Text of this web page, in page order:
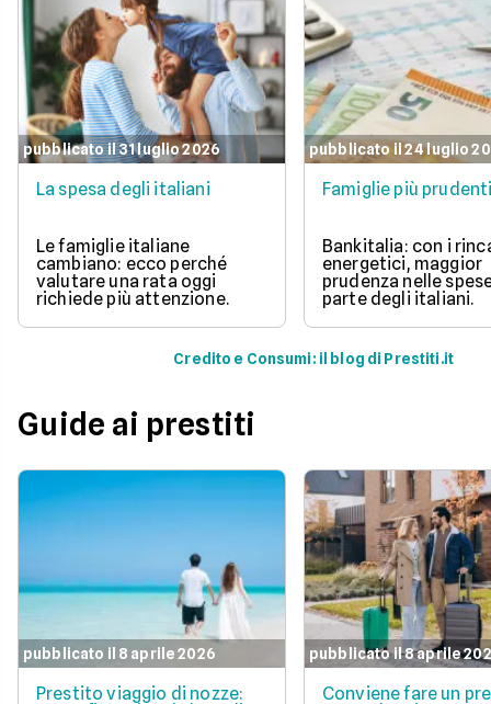
pubblicato il 31 luglio 2026
La spesa degli italiani
Le famiglie italiane
cambiano: ecco perché
valutare una rata oggi
richiede più attenzione.
pubblicato il 24 luglio
Famiglie più
Bankitalia: con i
energetici, maggior
prudenza nelle
parte degli italiani.
Credito e Consumi: il blog di Prestiti.it
Guide ai prestiti
pubblicato il 8 aprile 2026
Prestito viaggio di nozze:
pubblicato il 8 aprile
Conviene fare un